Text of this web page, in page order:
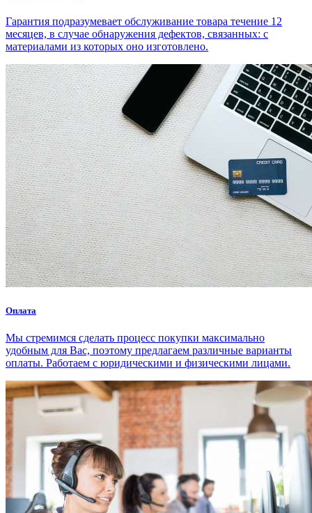
Гарантия подразумевает обслуживание товара течение 12
месяцев, в случае обнаружения дефектов, связанных: с
материалами из которых оно изготовлено.
Оплата
Мы стремимся сделать процесс покупки максимально
удобным для Вас, поэтому предлагаем различные варианты
оплаты. Работаем с юридическими и физическими лицами.